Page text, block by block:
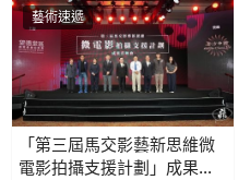
藝術速遞
「第三屆馬交影藝新思維微
電影拍攝支援計劃」成果首